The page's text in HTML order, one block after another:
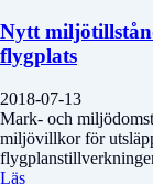
Nytt
flygplats
2018-07-13
Mark- och
miljövillkor för
Läs